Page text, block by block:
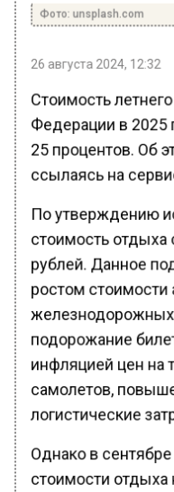
Фото: unsplash.com
26 августа 2024, 12:32
Стоимость
Федерации в 2025
25 процентов. Об
ссылаясь на
По утверждению
стоимость отдыха
рублей. Данное
ростом стоимости
железнодорожных
подорожание
инфляцией цен на
самолетов,
логистические
Однако в
стоимости отдыха